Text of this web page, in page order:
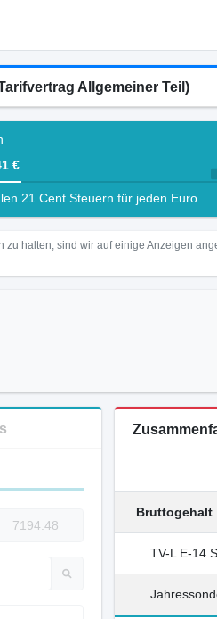
Allgemeiner Teil)
€
21 Cent Steuern für jeden Euro
halten, sind wir auf einige Anzeigen
Bruttogehalt
TV-L E-14